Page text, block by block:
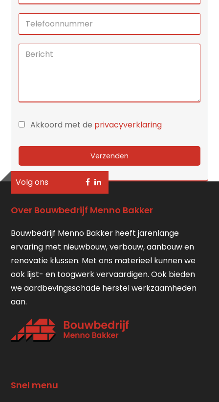
Akkoord met de privacyverklaring
Volg ons
Over Bouwbedrijf Menno Bakker
Bouwbedrijf Menno Bakker heeft jarenlange
ervaring met nieuwbouw, verbouw, aanbouw en
renovatie klussen. Met ons materieel kunnen we
ook lijst- en toogwerk vervaardigen. Ook bieden
we aardbevingsschade herstel werkzaamheden
aan.
Snel menu